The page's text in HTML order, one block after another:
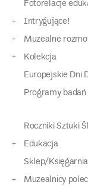
Fotorelacje
Intrygujące!
Muzealne
Kolekcja
Europejskie Dni
Programy
Roczniki Sztuki
Edukacja
Sklep/Księgarnia
Muzealnicy